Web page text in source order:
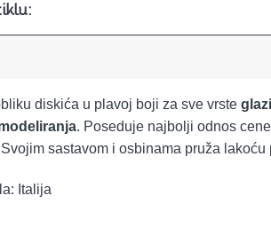
diskića u plavoj boji za sve vrste
. Poseduje najbolji odnos
sastavom i osbinama pruža
Italija